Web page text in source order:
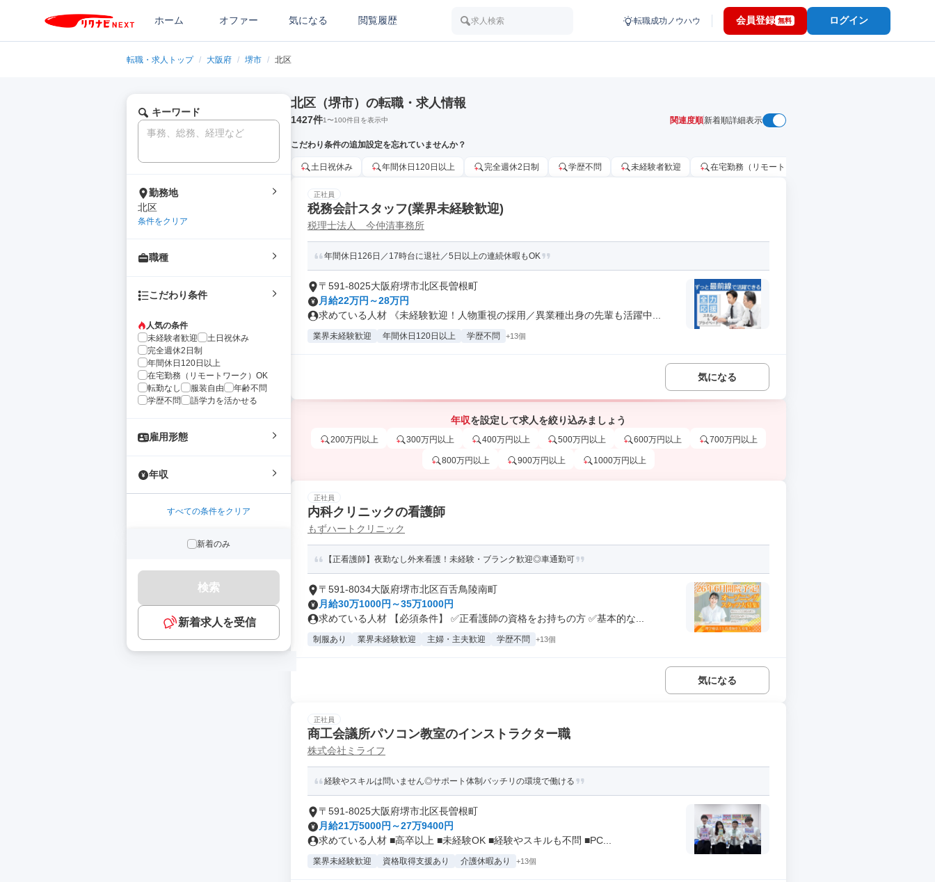
ホーム オファー 気になる 閲覧履歴 求人検索 転職成功ノウハウ 会員登録 無料 ログイン
転職・求人トップ / 大阪府 / 堺市 / 北区
キーワード
勤務地
北区
条件をクリア
職種
こだわり条件
人気の条件
未経験者歓迎
土日祝休み
完全週休2日制
年間休日120日以上
在宅勤務（リモートワーク）OK
転勤なし
服装自由
年齢不問
学歴不問
語学力を活かせる
雇用形態
年収
すべての条件をクリア
新着のみ
検索
新着求人を受信
北区（堺市）の転職・求人情報
1427件1〜100件目を表示中 関連度順新着順詳細表示
こだわり条件の追加設定を忘れていませんか？
土日祝休み 年間休日120日以上 完全週休2日制 学歴不問 未経験者歓迎 在宅勤務（リモートワーク）OK
正社員
税務会計スタッフ(業界未経験歓迎)
税理士法人 今仲清事務所
年間休日126日／17時台に退社／5日以上の連続休暇もOK
〒591-8025大阪府堺市北区長曽根町
月給22万円～28万円
求めている人材 《未経験歓迎！⼈物重視の採⽤／異業種出⾝の先輩も活躍中...
業界未経験歓迎 年間休日120日以上 学歴不問 +13個
気になる
年収を設定して求人を絞り込みましょう
200万円以上 300万円以上 400万円以上 500万円以上 600万円以上 700万円以上
800万円以上 900万円以上 1000万円以上
正社員
内科クリニックの看護師
もずハートクリニック
【正看護師】夜勤なし外来看護！未経験・ブランク歓迎◎車通勤可
〒591-8034大阪府堺市北区百舌鳥陵南町
月給30万1000円～35万1000円
求めている人材 【必須条件】 ✅正看護師の資格をお持ちの方 ✅基本的な...
制服あり 業界未経験歓迎 主婦・主夫歓迎 学歴不問 +13個
気になる
正社員
商工会議所パソコン教室のインストラクター職
株式会社ミライフ
経験やスキルは問いません◎サポート体制バッチリの環境で働ける
〒591-8025大阪府堺市北区長曽根町
月給21万5000円～27万9400円
求めている人材 ■高卒以上 ■未経験OK ■経験やスキルも不問 ■PC...
業界未経験歓迎 資格取得支援あり 介護休暇あり +13個